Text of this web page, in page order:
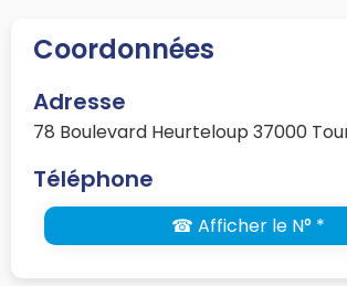
Coordonnées
Adresse
78 Boulevard Heurteloup 37000
Téléphone
☎ Afficher le N° *